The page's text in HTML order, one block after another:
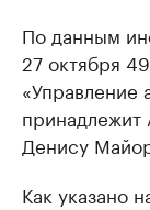
По данным
27 октября
«Управление
Денису
Как указано